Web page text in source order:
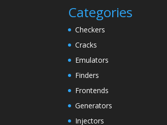
Categories
Checkers
Cracks
Emulators
Finders
Frontends
Generators
Injectors